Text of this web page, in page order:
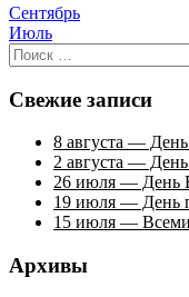
Навигация
по
записям
Сентябрь
Июль
Искать:
Свежие записи
8 августа —
2 августа —
26 июля — День
19 июля — День
15 июля —
Архивы